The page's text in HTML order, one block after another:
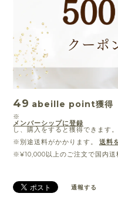
49 abeille point獲得
※
メンバーシップに登録
し、購入をすると獲得できます。
※別途送料がかかります。
送料
※¥10,000以上のご注文で国内送
通報する